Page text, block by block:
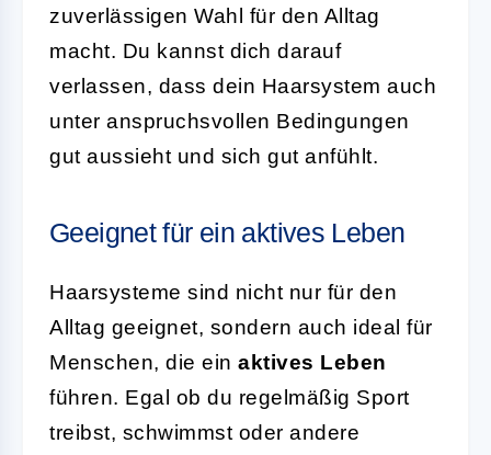
zuverlässigen Wahl für den Alltag
macht. Du kannst dich darauf
verlassen, dass dein Haarsystem auch
unter anspruchsvollen Bedingungen
gut aussieht und sich gut anfühlt.
Geeignet für ein aktives Leben
Haarsysteme sind nicht nur für den
Alltag geeignet, sondern auch ideal für
Menschen, die ein aktives Leben
führen. Egal ob du regelmäßig Sport
treibst, schwimmst oder andere